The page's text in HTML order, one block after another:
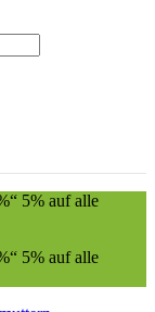
5% auf alle
5% auf alle